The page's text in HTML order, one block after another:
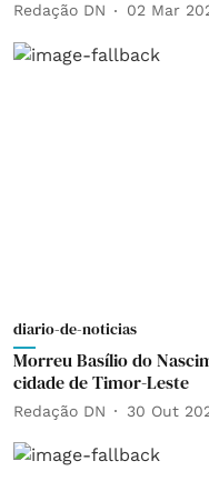
Redação DN 02 Mar
diario-de-noticias
Morreu Basílio do
cidade de Timor-Leste
Redação DN 30 Out